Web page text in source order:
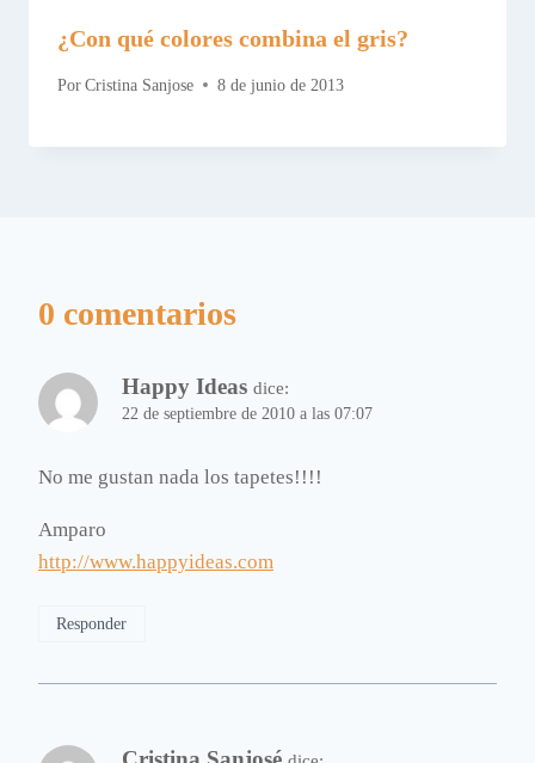
¿Con qué colores combina el gris?
Por Cristina Sanjose 8 de junio de 2013
0 comentarios
Happy Ideas dice:
22 de septiembre de 2010 a las 07:07
No me gustan nada los tapetes!!!!
Amparo
http://www.happyideas.com
Responder